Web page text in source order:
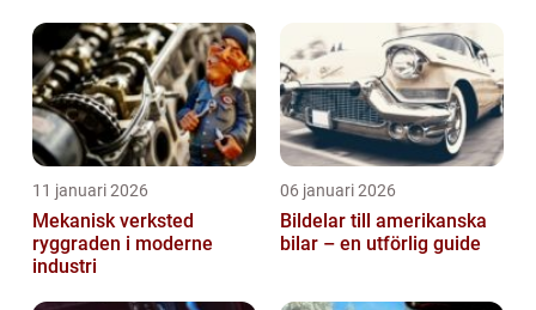
11 januari 2026
Mekanisk verksted
ryggraden i moderne
industri
06 januari 2026
Bildelar till amerikanska
bilar – en utförlig guide